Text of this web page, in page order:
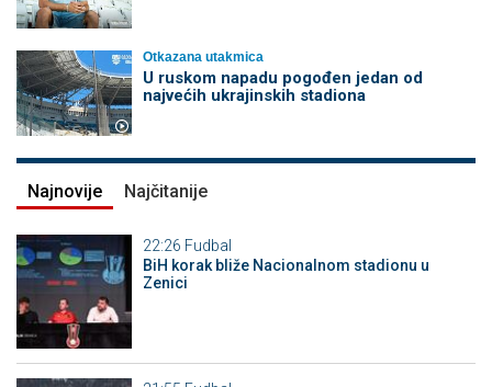
Otkazana utakmica
U ruskom napadu pogođen jedan od
najvećih ukrajinskih stadiona
Najnovije Najčitanije
22:26 Fudbal
BiH korak bliže Nacionalnom stadionu u
Zenici